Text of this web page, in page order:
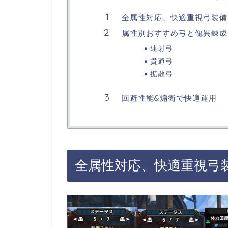
全属性対応、快適重視弓装備
属性別おすすめ弓と傀異錬成
連射弓
貫通弓
拡散弓
回避性能&煽衛で快適運用
全属性対応、快適重視弓